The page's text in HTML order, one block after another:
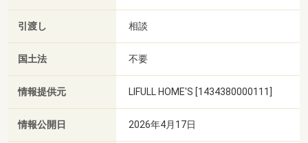
引渡し 相談
国土法 不要
情報提供元 LIFULL HOME'S [1434380000111]
情報公開日 2026年4月17日